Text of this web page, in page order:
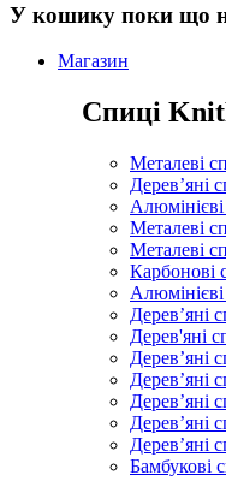
У кошику поки що
Магазин
Спиці
Металеві
Дерев’яні
Металеві
Металеві
Карбонові
Дерев’яні
Дерев'яні
Дерев’яні
Дерев’яні
Дерев’яні
Дерев’яні
Дерев’яні
Бамбукові